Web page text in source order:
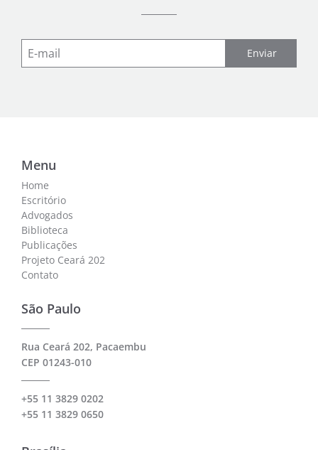
Enviar
Menu
Home
Escritório
Advogados
Biblioteca
Publicações
Projeto Ceará 202
Contato
São Paulo
Rua Ceará 202, Pacaembu
CEP 01243-010
+55 11 3829 0202
+55 11 3829 0650